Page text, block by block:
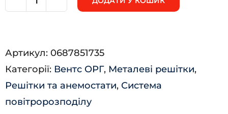
9006)
кількість
Артикул: 0687851735
Категорії: Вентс ОРГ, Металеві решітки,
Решітки та анемостати, Система
повітророзподілу